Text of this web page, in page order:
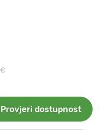
€
Provjeri dostupnost